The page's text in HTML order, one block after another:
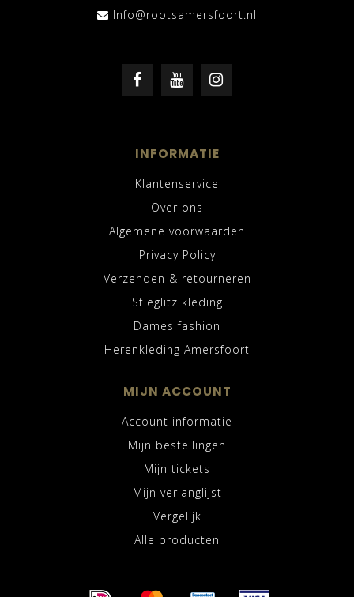
Info@rootsamersfoort.nl
INFORMATIE
Klantenservice
Over ons
Algemene voorwaarden
Privacy Policy
Verzenden & retourneren
Stieglitz kleding
Dames fashion
Herenkleding Amersfoort
MIJN ACCOUNT
Account informatie
Mijn bestellingen
Mijn tickets
Mijn verlanglijst
Vergelijk
Alle producten